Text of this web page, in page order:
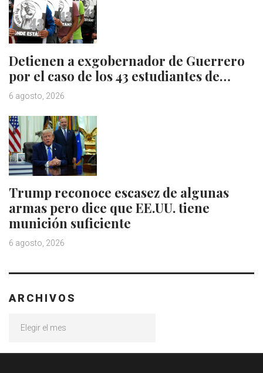
Detienen a exgobernador de Guerrero
por el caso de los 43 estudiantes de…
6 agosto, 2026
Trump reconoce escasez de algunas
armas pero dice que EE.UU. tiene
munición suficiente
6 agosto, 2026
ARCHIVOS